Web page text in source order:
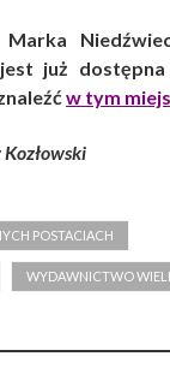
już dostępna
w tym
POSTACIACH
WYDAWNICTWO